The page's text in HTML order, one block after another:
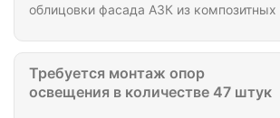
облицовки фасада АЗК из композитных
конструкции не задействуем.
объекта и смету высылаем по запросу.
Требуется монтаж опор
освещения в количестве 47 штук